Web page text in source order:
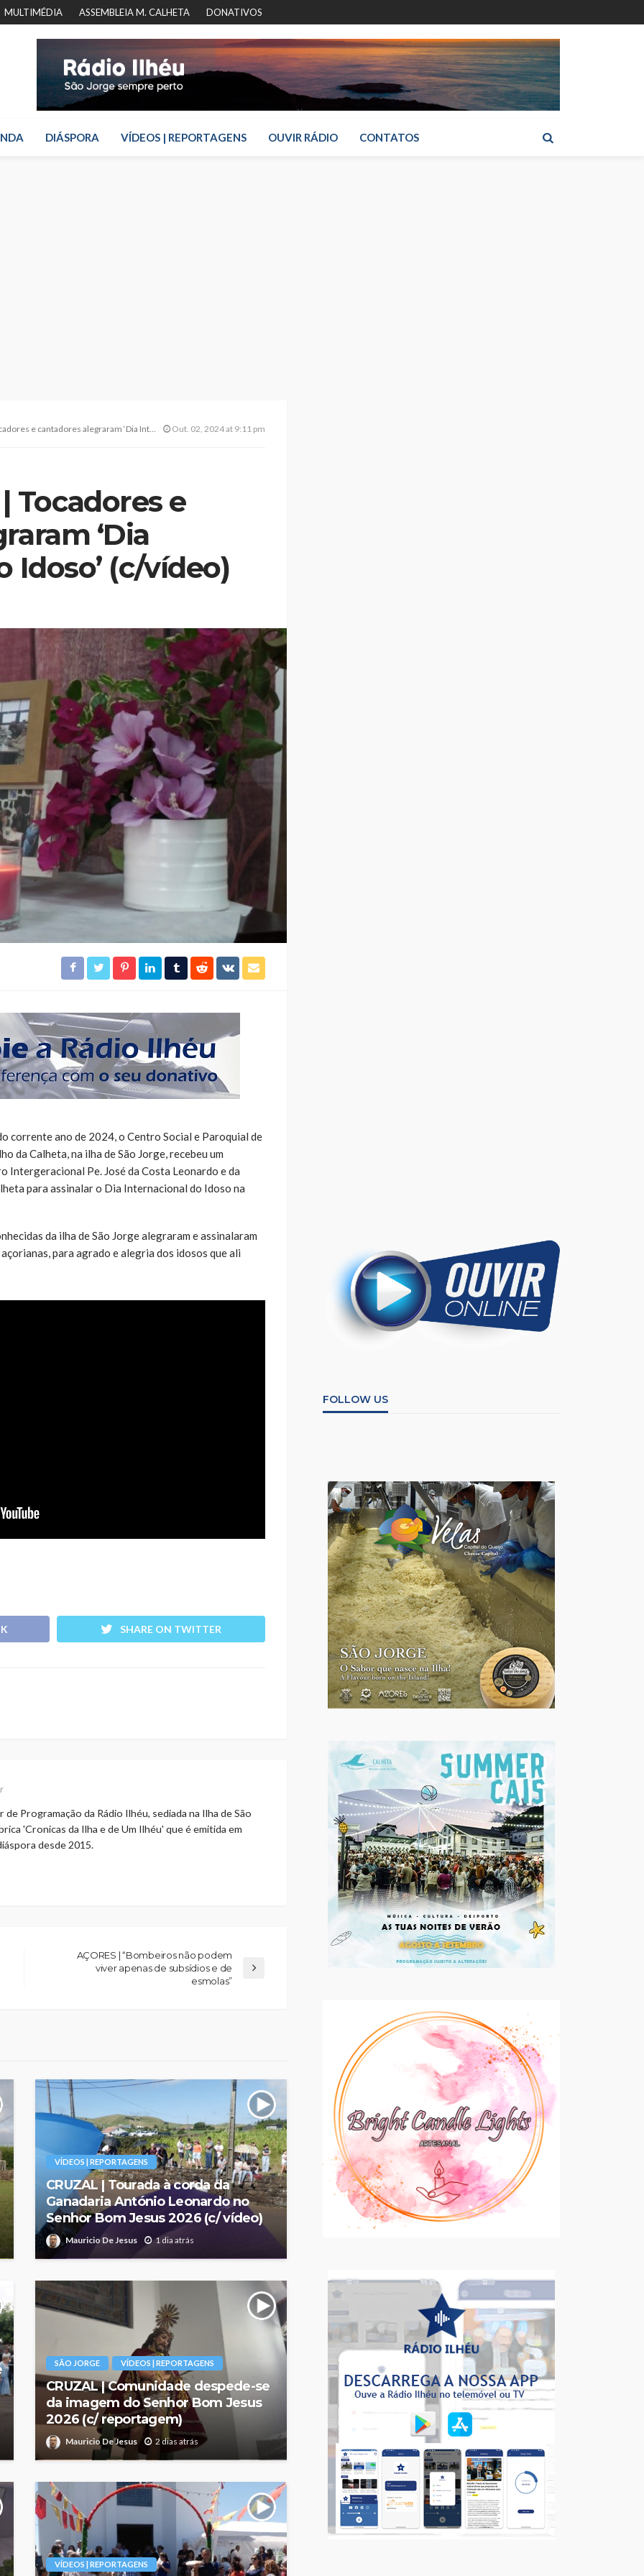
MULTIMÉDIA ASSEMBLEIA M. CALHETA DONATIVOS
DIÁSPORA VÍDEOS | REPORTAGENS OUVIR RÁDIO CONTATOS
alegraram ‘Dia Internacional do Idoso’ (c/vídeo) Out. 02, 2024 at 9:11 pm
Tocadores e
‘Dia
(c/vídeo)
corrente ano de 2024, o Centro Social e Paroquial de
da Calheta, na ilha de São Jorge, recebeu um
Intergeracional Pe. José da Costa Leonardo e da
para assinalar o Dia Internacional do Idoso na
da ilha de São Jorge alegraram e assinalaram
para agrado e alegria dos idosos que ali
SHARE ON TWITTER
Programação da Rádio Ilhéu, sediada na Ilha de São
'Cronicas da Ilha e de Um Ilhéu' que é emitida em
desde 2015.
AÇORES | “Bombeiros não podem
viver apenas de subsídios e de
esmolas”
VÍDEOS | REPORTAGENS
CRUZAL | Tourada à corda da
Ganadaria António Leonardo no
Senhor Bom Jesus 2026 (c/ vídeo)
Mauricio De Jesus 1 dia atrás
SÃO JORGE VÍDEOS | REPORTAGENS
CRUZAL | Comunidade despede-se
da imagem do Senhor Bom Jesus
2026 (c/ reportagem)
Mauricio De Jesus 2 dias atrás
VÍDEOS | REPORTAGENS
FOLLOW US